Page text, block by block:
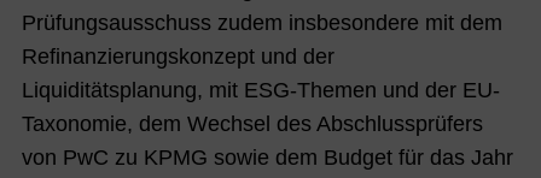
Prüfungsausschuss zudem insbesondere mit dem
Refinanzierungskonzept und der
Liquiditätsplanung, mit ESG-Themen und der EU-
Taxonomie, dem Wechsel des Abschlussprüfers
von PwC zu KPMG sowie dem Budget für das Jahr